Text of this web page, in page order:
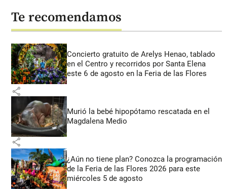
Te recomendamos
Concierto gratuito de Arelys Henao, tablado
en el Centro y recorridos por Santa Elena
este 6 de agosto en la Feria de las Flores
share
Murió la bebé hipopótamo rescatada en el
Magdalena Medio
share
¿Aún no tiene plan? Conozca la programación
de la Feria de las Flores 2026 para este
miércoles 5 de agosto